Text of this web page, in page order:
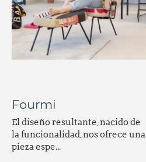
Fourmi
El diseño resultante, nacido de
la funcionalidad, nos ofrece una
pieza espe...